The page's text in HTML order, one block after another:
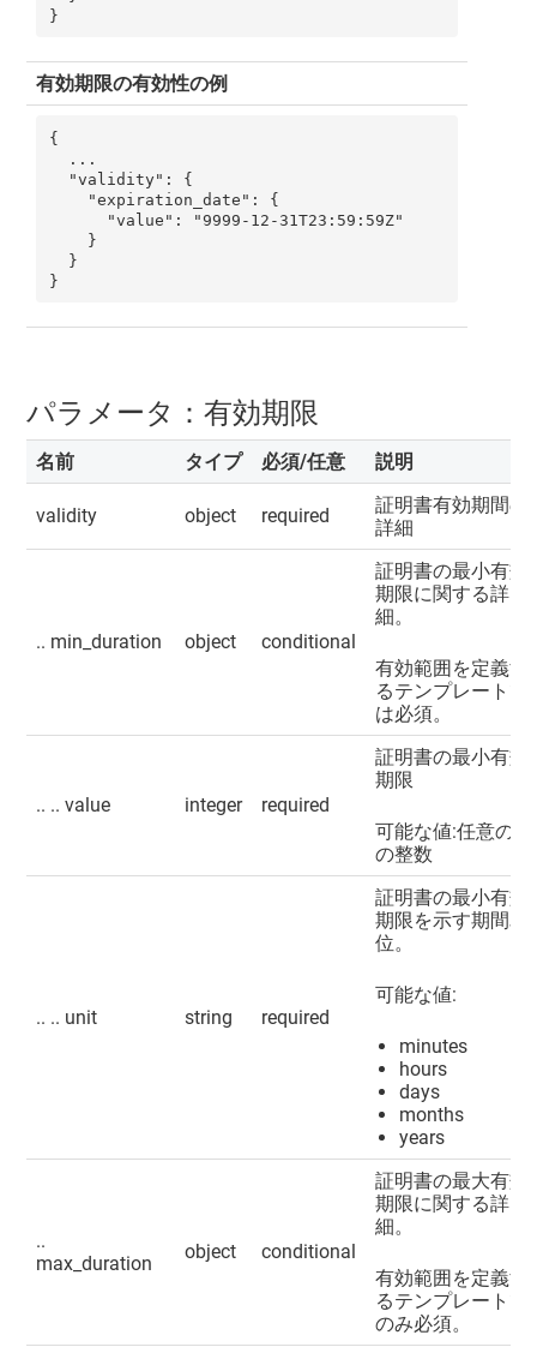
}
有効期限の有効性の例
{
}
パラメータ：有効期限
名前 タイプ 必須/任意 説明
validity object required
証明書有効期間の
詳細
.. min_duration object conditional
証明書の最小有効
期限に関する詳
細。
有効範囲を定義す
るテンプレートで
は必須。
.. .. value integer required
証明書の最小有効
期限
可能な値:任意の正
の整数
.. .. unit string required
証明書の最小有効
期限を示す期間単
位。
可能な値:
minutes
hours
days
months
years
..
max_duration
object conditional
証明書の最大有効
期限に関する詳
細。
有効範囲を定義す
るテンプレートで
のみ必須。